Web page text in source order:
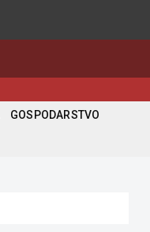
GOSPODARSTVO